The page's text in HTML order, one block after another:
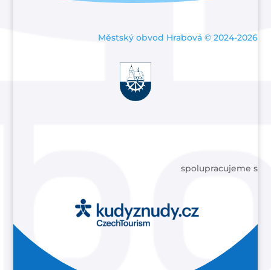
Městský obvod Hrabová © 2024-2026
spolupracujeme s